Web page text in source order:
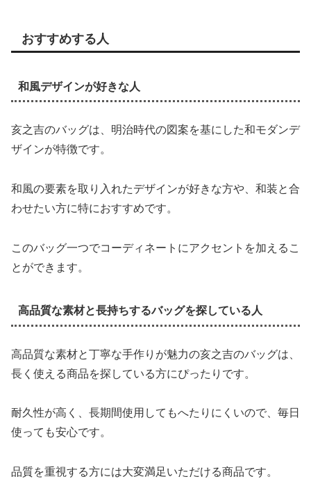
おすすめする人
和風デザインが好きな人
亥之吉のバッグは、明治時代の図案を基にした和モダンデ
ザインが特徴です。
和風の要素を取り入れたデザインが好きな方や、和装と合
わせたい方に特におすすめです。
このバッグ一つでコーディネートにアクセントを加えるこ
とができます。
高品質な素材と長持ちするバッグを探している人
高品質な素材と丁寧な手作りが魅力の亥之吉のバッグは、
長く使える商品を探している方にぴったりです。
耐久性が高く、長期間使用してもへたりにくいので、毎日
使っても安心です。
品質を重視する方には大変満足いただける商品です。